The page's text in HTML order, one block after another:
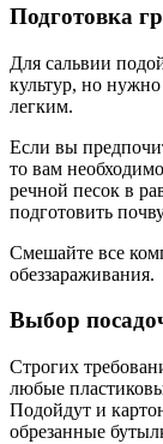
Подготовка
Для сальвии
культур, но
легким.
Если вы
то вам
речной песок в
подготовить
Смешайте все
обеззараживания.
Выбор
Строгих
любые
Подойдут и
обрезанные